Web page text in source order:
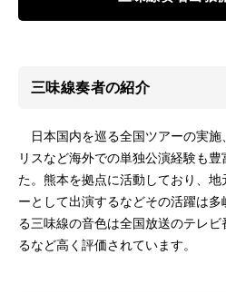
三味線奏者の紹介
日本国内を巡る全国ツアーの実施
リスなど海外での単独公演経験も
た。熊本を拠点に活動しており、
ーとして出演するなどその活躍は
る三味線の音色は全国放送のテレ
るなど高く評価されています。